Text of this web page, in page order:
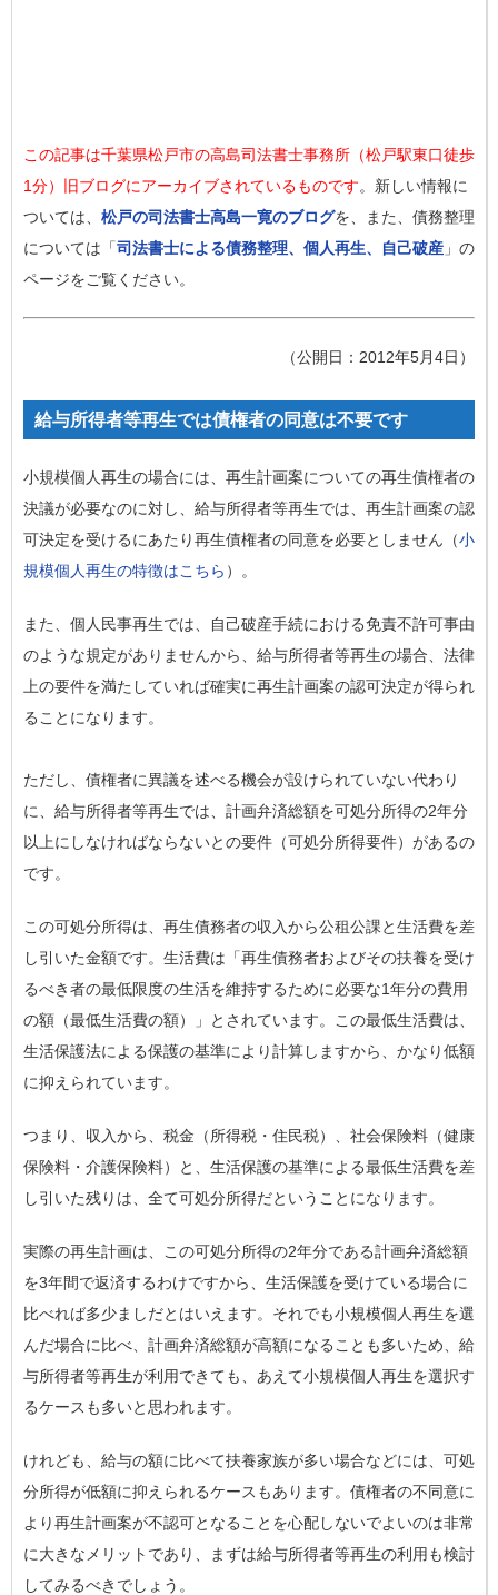
この記事は千葉県松戸市の高島司法書士事務所（松戸駅東口徒歩
1分）旧ブログにアーカイブされているものです。新しい情報に
ついては、 松戸の司法書士高島一寛のブログを、また、債務整理
については「司法書士による債務整理、個人再生、自己破産 」の
ページをご覧ください。
（公開日：2012年5月4日）
給与所得者等再生では債権者の同意は不要です
小規模個人再生の場合には、再生計画案についての再生債権者の
決議が必要なのに対し、給与所得者等再生では、再生計画案の認
可決定を受けるにあたり再生債権者の同意を必要としません（小
規模個人再生の特徴はこちら ）。
また、個人民事再生では、自己破産手続における免責不許可事由
のような規定がありませんから、給与所得者等再生の場合、法律
上の要件を満たしていれば確実に再生計画案の認可決定が得られ
ることになります。
ただし、債権者に異議を述べる機会が設けられていない代わり
に、給与所得者等再生では、 計画弁済総額を可処分所得の2年分
以上にしなければならないとの要件（可処分所得要件） があるの
です。
この可処分所得は、再生債務者の収入から公租公課と生活費を差
し引いた金額です。生活費は「再生債務者およびその扶養を受け
るべき者の最低限度の生活を維持するために必要な1年分の費用
の額（最低生活費の額）」とされています。この最低生活費は、
生活保護法による保護の基準により計算しますから、かなり低額
に抑えられています。
つまり、収入から、税金（所得税・住民税）、社会保険料（健康
保険料・介護保険料）と、生活保護の基準による最低生活費を差
し引いた残りは、全て可処分所得だということになります。
実際の再生計画は、この可処分所得の2年分である計画弁済総額
を3年間で返済するわけですから、生活保護を受けている場合に
比べれば多少ましだとはいえます。それでも小規模個人再生を選
んだ場合に比べ、計画弁済総額が高額になることも多いため、給
与所得者等再生が利用できても、あえて小規模個人再生を選択す
るケースも多いと思われます。
けれども、給与の額に比べて扶養家族が多い場合などには、可処
分所得が低額に抑えられるケースもあります。債権者の不同意に
より再生計画案が不認可となることを心配しないでよいのは非常
に大きなメリットであり、まずは給与所得者等再生の利用も検討
してみるべきでしょう。